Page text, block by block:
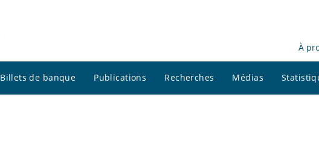
À
Billets de banque Publications Recherches Médias